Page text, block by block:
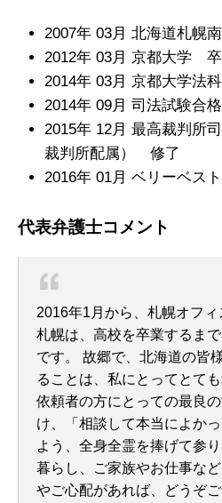
2007年 03月 北海道札幌
2012年 03月 京都大学
2014年 03月 京都大学法
2014年 09月 司法試験合格
2015年 12月 最高裁判所
裁判所配属） 修了
2016年 01月 ベリーベス
代表弁護士コメント
2016年1月から、札幌オフィ
札幌は、高校を卒業するま
です。 故郷で、北海道の皆
ることは、私にとってとても
依頼者の方にとっての最良
け、「相談して本当によか
よう、全身全霊を捧げて参り
暮らし、ご家族やお仕事な
やご心配があれば、どうぞ